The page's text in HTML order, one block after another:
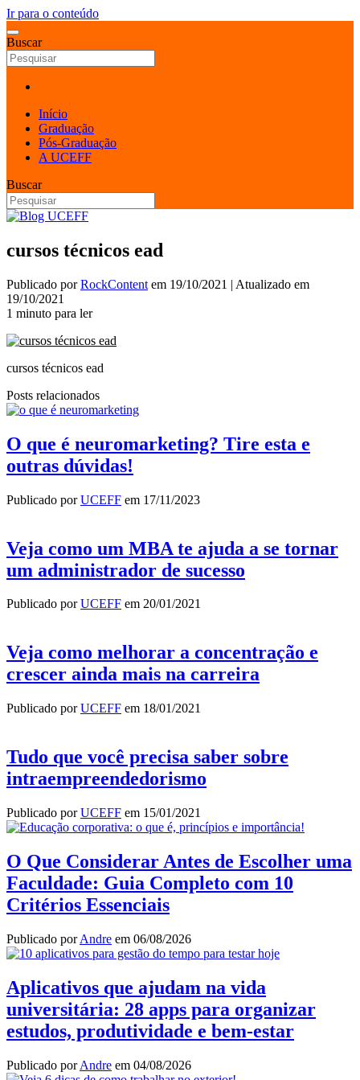
Ir para o conteúdo
Buscar
Início
Graduação
Pós-Graduação
A UCEFF
Buscar
cursos técnicos ead
Publicado porRockContent em 19/10/2021 | Atualizado em
19/10/2021
1 minuto para ler
cursos técnicos ead
Posts relacionados
O que é neuromarketing? Tire esta e
outras dúvidas!
Publicado porUCEFF em 17/11/2023
Veja como um MBA te ajuda a se tornar
um administrador de sucesso
Publicado porUCEFF em 20/01/2021
Veja como melhorar a concentração e
crescer ainda mais na carreira
Publicado porUCEFF em 18/01/2021
Tudo que você precisa saber sobre
intraempreendedorismo
Publicado porUCEFF em 15/01/2021
O Que Considerar Antes de Escolher uma
Faculdade: Guia Completo com 10
Critérios Essenciais
Publicado porAndre em 06/08/2026
Aplicativos que ajudam na vida
universitária: 28 apps para organizar
estudos, produtividade e bem-estar
Publicado porAndre em 04/08/2026